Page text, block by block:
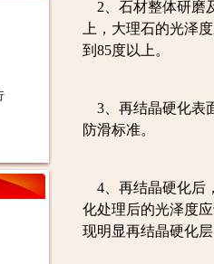
2、石材整体研磨
上，大理石的光泽
到85度以上。
3、再结晶硬化表
防滑标准。
4、再结晶硬化后
化处理后的光泽度
现明显再结晶硬化